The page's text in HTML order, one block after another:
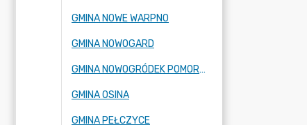
GMINA NOWE WARPNO
GMINA NOWOGARD
GMINA NOWOGRÓDEK POMORSKI
GMINA OSINA
GMINA PEŁCZYCE